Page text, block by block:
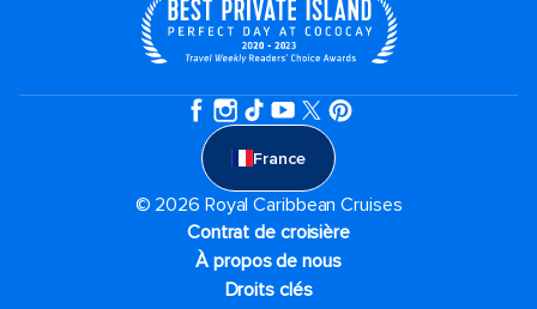
France
© 2026 Royal Caribbean Cruises
Contrat de croisière
À propos de nous
Droits clés